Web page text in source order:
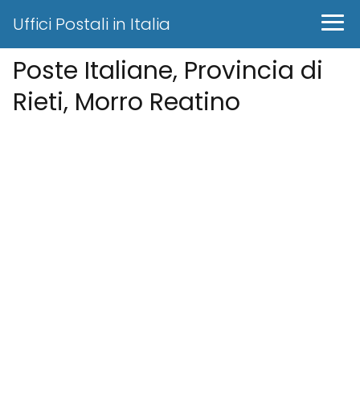
Uffici Postali in Italia
Poste Italiane, Provincia di
Rieti, Morro Reatino